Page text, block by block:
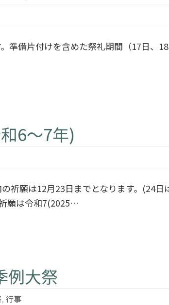
準備片付けを含めた祭礼期間（17日、
6〜7年)
祈願は12月23日までとなります。(24
願は令和7(2025…
例大祭
, 行事